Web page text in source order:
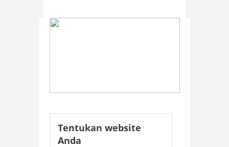
Tentukan website
Anda